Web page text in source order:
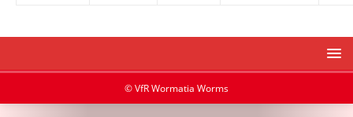
© VfR Wormatia Worms